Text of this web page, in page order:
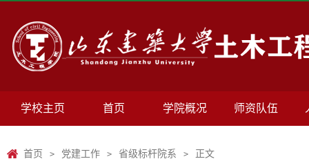
学校主页 首页 学院概况 师资队伍
首页 > 党建工作 > 省级标杆院系 > 正文